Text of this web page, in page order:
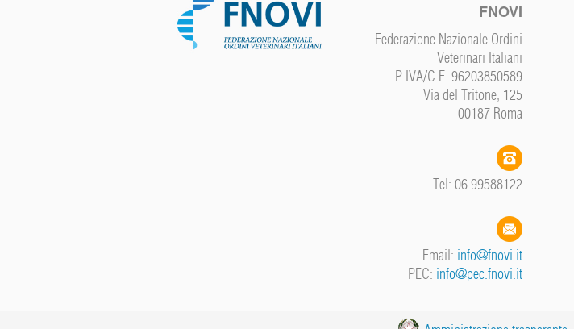
FNOVI
Federazione Nazionale Ordini
Veterinari Italiani
P.IVA/C.F. 96203850589
Via del Tritone, 125
00187 Roma
Tel: 06 99588122
Email: info@fnovi.it
PEC: info@pec.fnovi.it